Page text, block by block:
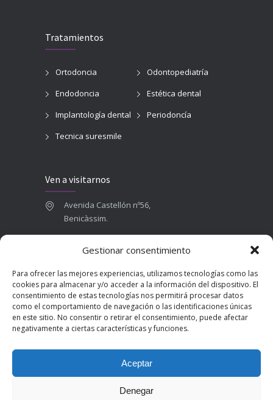
Gestionar consentimiento
Para ofrecer las mejores experiencias, utilizamos tecnologías como las
cookies para almacenar y/o acceder a la información del dispositivo. El
consentimiento de estas tecnologías nos permitirá procesar datos
como el comportamiento de navegación o las identificaciones únicas
en este sitio. No consentir o retirar el consentimiento, puede afectar
negativamente a ciertas características y funciones.
Aceptar
Denegar
Tratamientos
Ortodoncia
Odontopediatría
Endodoncia
Estética dental
Implantología dental
Periodoncía
Tecnica suresmile
Ven a visitarnos
Avenida Castellón nº56,
Benicàssim.
665 787 673
admin@clinicadentalbenicasim.com